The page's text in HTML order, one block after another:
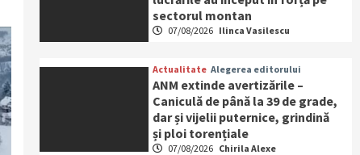
sectorul montan
07/08/2026 Ilinca Vasilescu
Actualitate Alegerea editorului
ANM extinde avertizările –
Caniculă de până la 39 de grade,
dar și vijelii puternice, grindină
și ploi torențiale
07/08/2026 Chirila Alexe